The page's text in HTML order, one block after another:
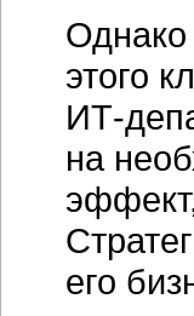
Однако
этого
ИТ-
на
его